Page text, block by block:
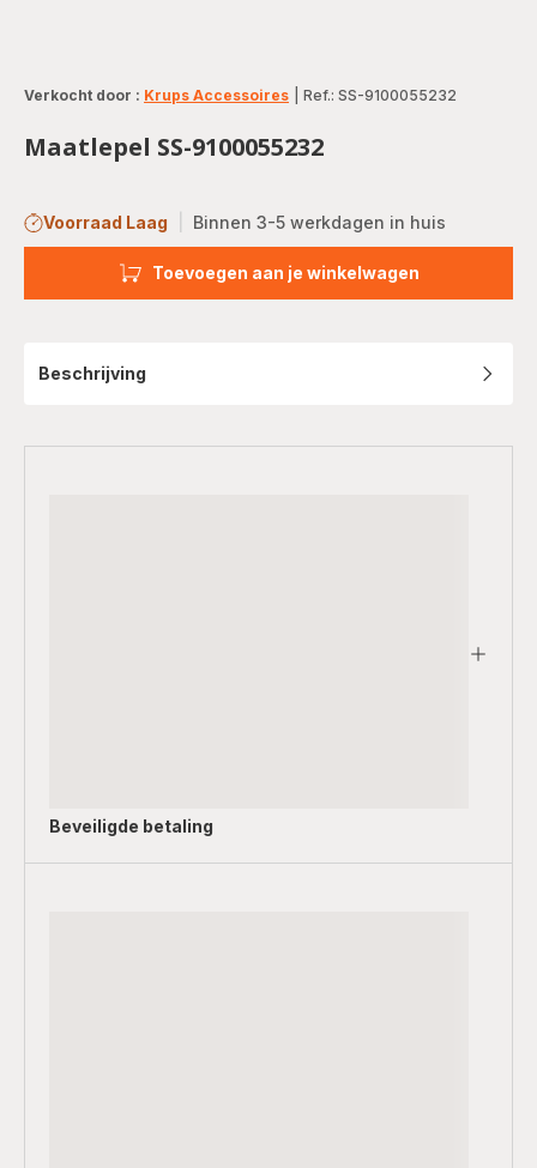
Verkocht door : Krups Accessoires Ref.: SS-9100055232
Maatlepel SS-9100055232
Voorraad Laag Binnen 3-5 werkdagen in huis
Toevoegen aan je winkelwagen
Beschrijving
Beveiligde betaling